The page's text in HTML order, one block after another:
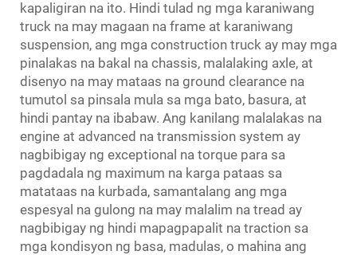
kapaligiran na ito. Hindi tulad ng mga karaniwang
truck na may magaan na frame at karaniwang
suspension, ang mga construction truck ay may mga
pinalakas na bakal na chassis, malalaking axle, at
disenyo na may mataas na ground clearance na
tumutol sa pinsala mula sa mga bato, basura, at
hindi pantay na ibabaw. Ang kanilang malalakas na
engine at advanced na transmission system ay
nagbibigay ng exceptional na torque para sa
pagdadala ng maximum na karga pataas sa
matataas na kurbada, samantalang ang mga
espesyal na gulong na may malalim na tread ay
nagbibigay ng hindi mapagpapalit na traction sa
mga kondisyon ng basa, madulas, o mahina ang